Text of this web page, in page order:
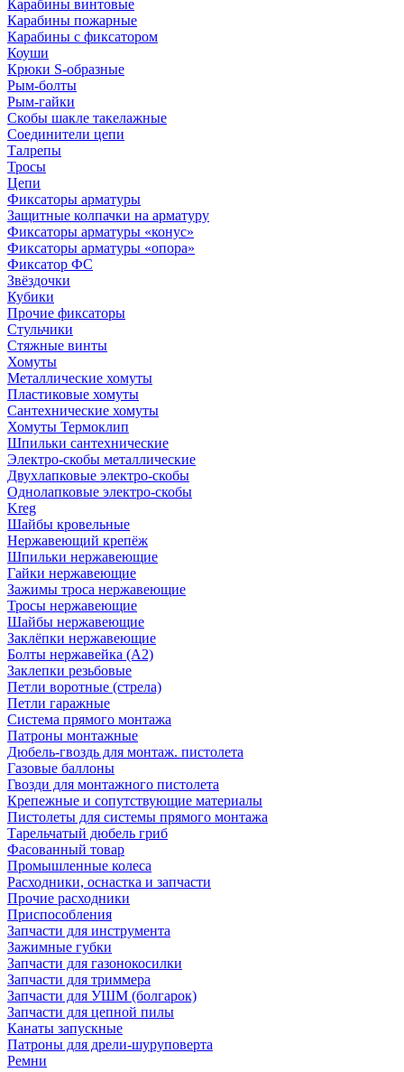
Карабины винтовые
Карабины пожарные
Карабины с фиксатором
Коуши
Крюки S-образные
Рым-болты
Рым-гайки
Скобы шакле такелажные
Соединители цепи
Талрепы
Тросы
Цепи
Фиксаторы арматуры
Защитные колпачки на арматуру
Фиксаторы арматуры «конус»
Фиксаторы арматуры «опора»
Фиксатор ФС
Звёздочки
Кубики
Прочие фиксаторы
Стульчики
Стяжные винты
Хомуты
Металлические хомуты
Пластиковые хомуты
Сантехнические хомуты
Хомуты Термоклип
Шпильки сантехнические
Электро-скобы металлические
Двухлапковые электро-скобы
Однолапковые электро-скобы
Kreg
Шайбы кровельные
Нержавеющий крепёж
Шпильки нержавеющие
Гайки нержавеющие
Зажимы троса нержавеющие
Тросы нержавеющие
Шайбы нержавеющие
Заклёпки нержавеющие
Болты нержавейка (А2)
Заклепки резьбовые
Петли воротные (стрела)
Петли гаражные
Система прямого монтажа
Патроны монтажные
Дюбель-гвоздь для монтаж. пистолета
Газовые баллоны
Гвозди для монтажного пистолета
Крепежные и сопутствующие материалы
Пистолеты для системы прямого монтажа
Тарельчатый дюбель гриб
Фасованный товар
Промышленные колеса
Расходники, оснастка и запчасти
Прочие расходники
Приспособления
Запчасти для инструмента
Зажимные губки
Запчасти для газонокосилки
Запчасти для триммера
Запчасти для УШМ (болгарок)
Запчасти для цепной пилы
Канаты запускные
Патроны для дрели-шуруповерта
Ремни